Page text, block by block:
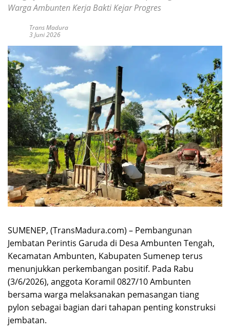
Warga Ambunten Kerja Bakti Kejar Progres
Trans Madura
3 Juni 2026
SUMENEP, (TransMadura.com) – Pembangunan
Jembatan Perintis Garuda di Desa Ambunten Tengah,
Kecamatan Ambunten, Kabupaten Sumenep terus
menunjukkan perkembangan positif. Pada Rabu
(3/6/2026), anggota Koramil 0827/10 Ambunten
bersama warga melaksanakan pemasangan tiang
pylon sebagai bagian dari tahapan penting konstruksi
jembatan.